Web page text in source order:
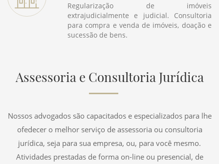
Regularização de imóveis
extrajudicialmente e judicial. Consultoria
para compra e venda de imóveis, doação e
sucessão de bens.
Assessoria e Consultoria Jurídica
Nossos advogados são capacitados e especializados para lhe
ofedecer o melhor serviço de assessoria ou consultoria
jurídica, seja para sua empresa, ou, para você mesmo.
Atividades prestadas de forma on-line ou presencial, de